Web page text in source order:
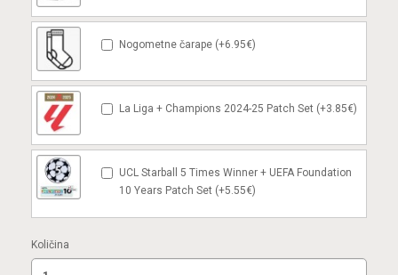
Nogometne čarape (+6.95€)
La Liga + Champions 2024-25 Patch Set (+3.85€)
UCL Starball 5 Times Winner + UEFA Foundation
10 Years Patch Set (+5.55€)
Količina